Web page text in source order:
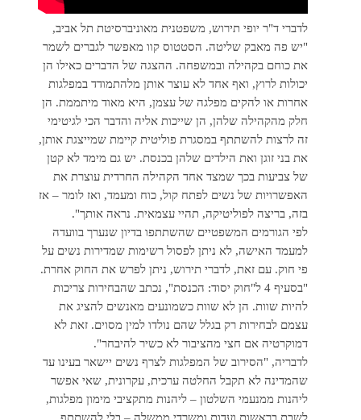
לדברי ד"ר יופי תירוש, משפטנית מאוניברסיטת תל אביב,
"יש פה מאבק שליטה. הסטטוס קוו מאפשר לגברים לשמר
את כוחם בקהילה ובמשפחה. ההצגה של הדברים כאילו הן
יכולות לרוץ, ואף אחד לא עוצר אותן מלהתמודד במפלגות
אחרות או להקים מפלגה של עצמן, היא מאוד מיתממת. הן
חלק מהקהילה שלהן, הן שייכות אליה והדבר הכי לגיטימי
זה לרצות להשתתף במסגרת פוליטית קיימת שמייצגת אותן,
את בני זוגן ואת הילדים שלהן בכנסת. יש גם מימד לא קטן
של צביעות בכך שמצד אחד הקהילה החרדית עוצרת את
האפשרויות של נשים לפתח קול, כוח ומעמד, ואז לומר – אז
בזה, בריצה לפוליטיקה, תהיי עצמאית. נראה אותך".
לפי הגורמים המשפטיים שהשתתפו בדיון שנערך בוועדה
למעמד האישה, לא ניתן לפסול רשימות שמדירות נשים על
פי חוק. עם זאת, לדברי תירוש, ניתן לפרש את החוק אחרת.
"בסעיף 4 ל"חוק יסוד: הכנסת", נכתב שהבחירות צריכות
להיות שוות. הן לא שוות כשמונעים מאנשים להציג את
עצמם לבחירות רק בגלל שהם נולדו למין מסוים. זאת לא
דמוקרטיה אם חצי מהציבור לא כשיר להיבחר".
לדבריה, "הסירוב של המפלגות לצרף נשים יישאר בעינו עד
שהמדינה לא תקבל החלטה ערכית, עקרונית, שאי אפשר
ליהנות ממנעמי השלטון – ליהנות מתקציבי מימון מפלגות,
לשבת בראשות ועדות ומשרדי ממשלה – בלי להשתתף